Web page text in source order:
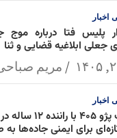
اخبار
پلیس فتا درباره موج
جعلی ابلاغیه قضایی و ثنا
مریم
اخبار
توقیف پژو
برای ایمنی جاده‌ها به